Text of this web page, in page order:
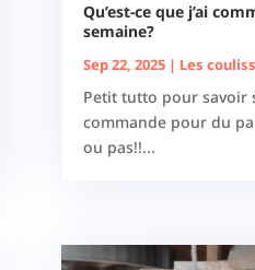
Qu’est-ce que j’ai
semaine?
Sep 22, 2025| Les
Petit tutto pour savoir
commande pour du
ou pas!!...